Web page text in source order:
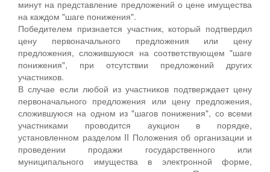
минут на представление предложений о цене имущества
на каждом "шаге понижения".
Победителем признается участник, который подтвердил
цену первоначального предложения или цену
предложения, сложившуюся на соответствующем "шаге
понижения", при отсутствии предложений других
участников.
В случае если любой из участников подтверждает цену
первоначального предложения или цену предложения,
сложившуюся на одном из "шагов понижения", со всеми
участниками проводится аукцион в порядке,
установленном разделом II Положения об организации и
проведении продажи государственного или
муниципального имущества в электронной форме,